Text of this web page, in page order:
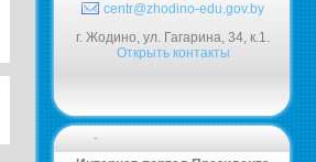
centr@zhodino-edu.gov.by
г. Жодино, ул. Гагарина, 34, к.1.
Открыть контакты
-